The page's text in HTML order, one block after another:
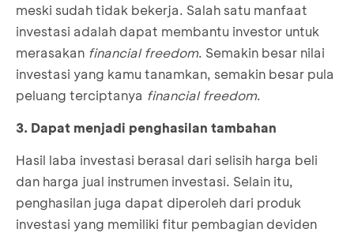
meski sudah tidak bekerja. Salah satu manfaat
investasi adalah dapat membantu investor untuk
merasakan financial freedom. Semakin besar nilai
investasi yang kamu tanamkan, semakin besar pula
peluang terciptanya financial freedom.
3. Dapat menjadi penghasilan tambahan
Hasil laba investasi berasal dari selisih harga beli
dan harga jual instrumen investasi. Selain itu,
penghasilan juga dapat diperoleh dari produk
investasi yang memiliki fitur pembagian deviden